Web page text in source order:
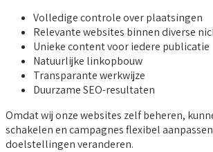
Volledige controle over plaatsingen
Relevante websites binnen diverse
Unieke content voor iedere publicatie
Natuurlijke linkopbouw
Transparante werkwijze
Duurzame SEO-resultaten
Omdat wij onze websites zelf beheren,
schakelen en campagnes flexibel
doelstellingen veranderen.